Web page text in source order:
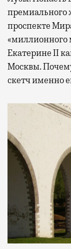
премиального
проспекте
«миллионного
Екатерине II
Москвы.
скетч именно